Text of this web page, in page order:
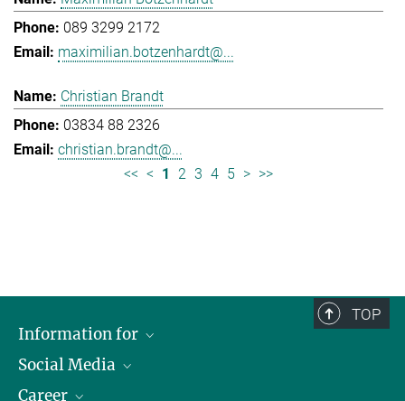
089 3299 2172
maximilian.botzenhardt@...
Christian Brandt
03834 88 2326
christian.brandt@...
<< < 1 2 3 4 5 > >>
TOP
Information for
Journalists
School
Social Media
LinkedIn
Career